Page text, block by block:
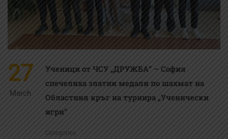
27
March
Ученици от ЧСУ „ДРУЖБА“ – София
спечелиха златни медали по шахмат на
Областния кръг на турнира „Ученически
игри“
Categories